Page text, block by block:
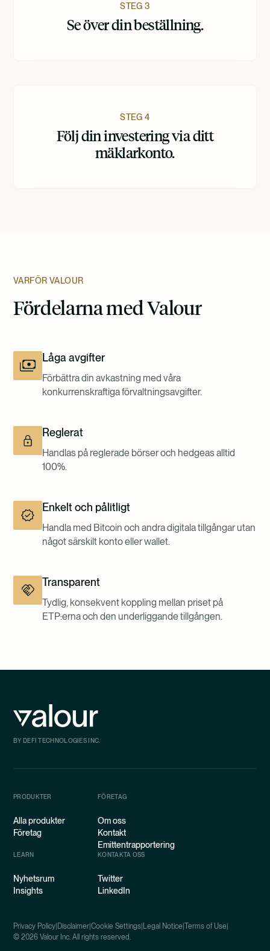
STEG 3
Se över din beställning.
STEG 4
Följ din investering via ditt
mäklarkonto.
VARFÖR VALOUR
Fördelarna med Valour
Låga avgifter
Förbättra din avkastning med våra
konkurrenskraftiga förvaltningsavgifter.
Reglerat
Handlas på reglerade börser och hedgeas alltid
100%.
Enkelt och pålitligt
Handla med Bitcoin och andra digitala tillgångar utan
något särskilt konto eller wallet.
Transparent
Tydlig, konsekvent koppling mellan priset på
ETP:erna och den underliggande tillgången.
BY DEFI TECHNOLOGIES INC.
PRODUKTER
Alla produkter
Företag
FÖRETAG
Om oss
Kontakt
Emittentrapportering
LEARN
Nyhetsrum
Insights
KONTAKTA OSS
Twitter
LinkedIn
Privacy Policy Disclaimer Cookie Settings Legal Notice Terms of Use
© 2026 Valour Inc. All rights reserved.